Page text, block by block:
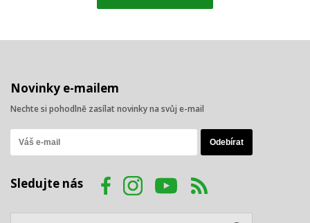
Novinky e-mailem
Nechte si pohodlně zasílat novinky na svůj e-mail
Sledujte nás